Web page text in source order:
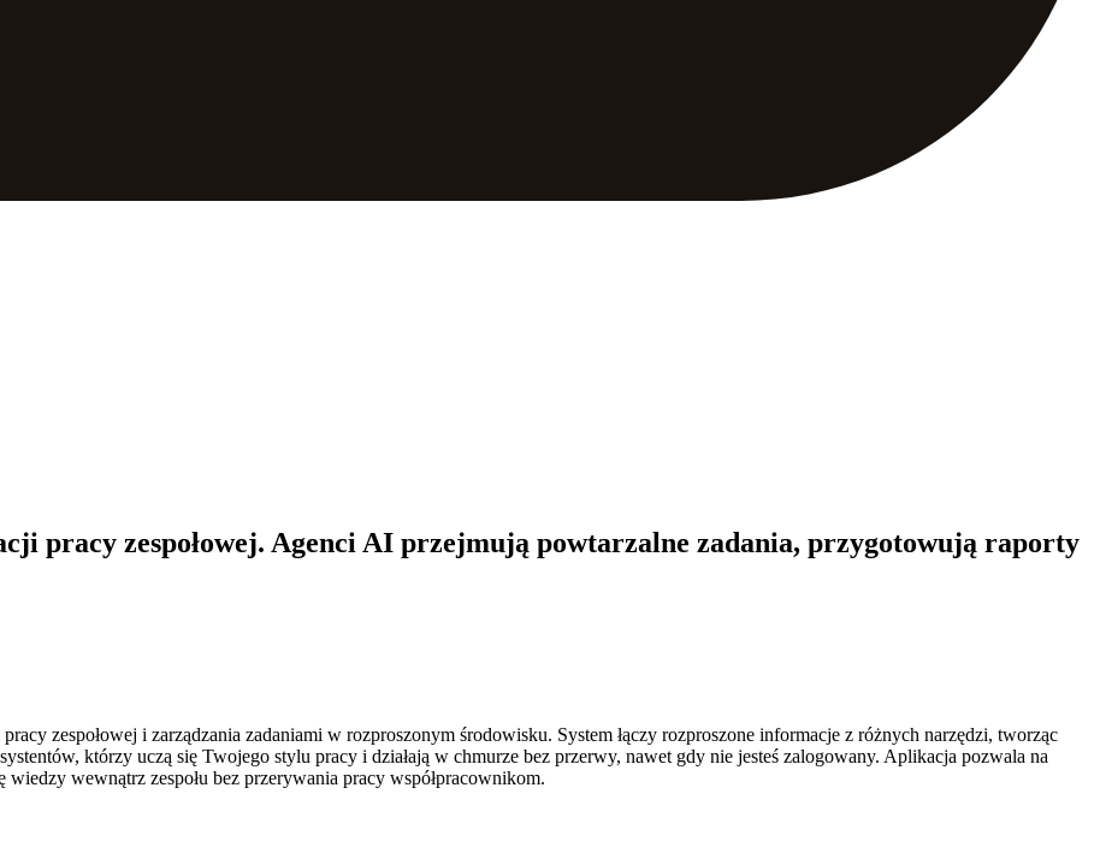
pracy zespołowej. Agenci AI przejmują powtarzalne zadania, przygotowują raporty
zespołowej i zarządzania zadaniami w rozproszonym środowisku. System łączy rozproszone informacje z różnych narzędzi, tworząc
którzy uczą się Twojego stylu pracy i działają w chmurze bez przerwy, nawet gdy nie jesteś zalogowany. Aplikacja pozwala na
wewnątrz zespołu bez przerywania pracy współpracownikom.